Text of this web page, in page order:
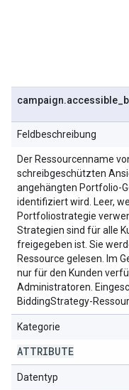
campaign.accessible
Feldbeschreibung
Der Ressourcenname
schreibgeschützten
angehängten Portfolio-
identifiziert wird. Leer,
Portfoliostrategie
Strategien sind für alle
freigegeben ist. Sie
Ressource gelesen. Im
nur für den Kunden
Administratoren.
BiddingStrategy-
Kategorie
ATTRIBUTE
Datentyp